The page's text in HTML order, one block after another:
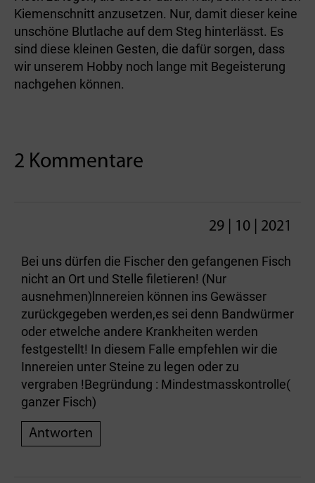
Kiemenschnitt anzusetzen. Nur, damit dieser keine
unschöne Blutlache auf dem Steg hinterlässt. Es
sind diese kleinen Gesten, die dafür sorgen, dass
wir unserem Hobby noch lange mit Begeisterung
nachgehen können.
2 Kommentare
29 | 10 | 2021
Bei uns dürfen die Fischer den gefangenen Fisch
nicht an Ort und Stelle filetieren! (Nur
ausnehmen)lnnereien können ins Gewässer
zurückgegeben werden,es sei denn Bandwürmer
oder etwelche andere Krankheiten werden
festgestellt! In diesem Falle empfehlen wir die
Innereien unter Steine zu legen oder zu
vergraben !Begründung : Mindestmasskontrolle(
ganzer Fisch)
Antworten